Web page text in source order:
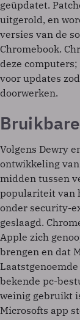
geüpdatet.
uitgerold, en
versies van de
Chromebook.
deze
voor updates
doorwerken.
Volgens Dewry
ontwikkeling
midden tussen
populariteit van
onder security-
geslaagd.
Apple zich
brengen en dat
bekende pc-
weinig gebruikt
Microsofts app